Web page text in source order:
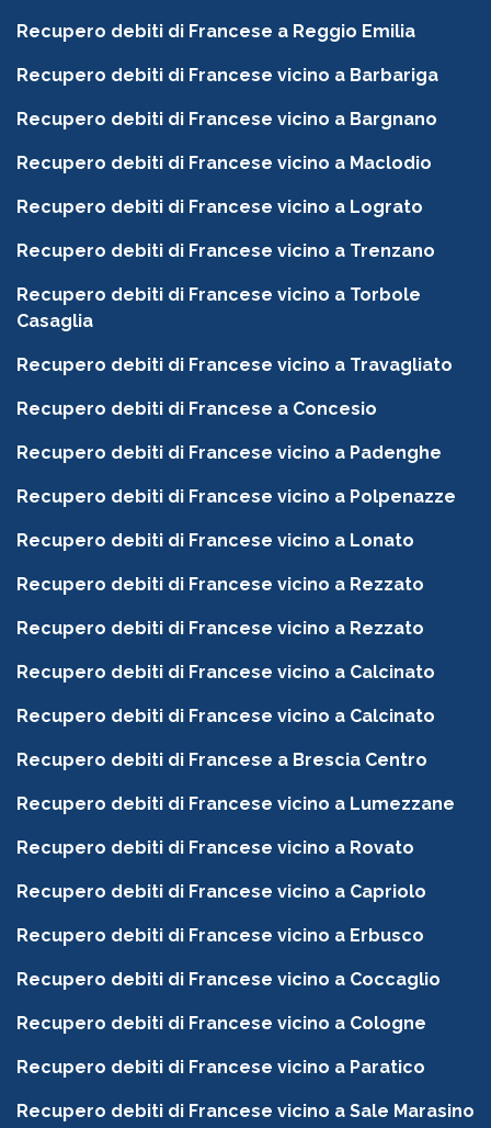
Recupero debiti di Francese a Reggio Emilia
Recupero debiti di Francese vicino a Barbariga
Recupero debiti di Francese vicino a Bargnano
Recupero debiti di Francese vicino a Maclodio
Recupero debiti di Francese vicino a Lograto
Recupero debiti di Francese vicino a Trenzano
Recupero debiti di Francese vicino a Torbole
Casaglia
Recupero debiti di Francese vicino a Travagliato
Recupero debiti di Francese a Concesio
Recupero debiti di Francese vicino a Padenghe
Recupero debiti di Francese vicino a Polpenazze
Recupero debiti di Francese vicino a Lonato
Recupero debiti di Francese vicino a Rezzato
Recupero debiti di Francese vicino a Rezzato
Recupero debiti di Francese vicino a Calcinato
Recupero debiti di Francese vicino a Calcinato
Recupero debiti di Francese a Brescia Centro
Recupero debiti di Francese vicino a Lumezzane
Recupero debiti di Francese vicino a Rovato
Recupero debiti di Francese vicino a Capriolo
Recupero debiti di Francese vicino a Erbusco
Recupero debiti di Francese vicino a Coccaglio
Recupero debiti di Francese vicino a Cologne
Recupero debiti di Francese vicino a Paratico
Recupero debiti di Francese vicino a Sale Marasino